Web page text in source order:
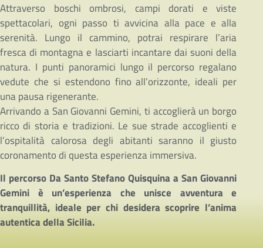
Attraverso boschi ombrosi, campi dorati e viste
spettacolari, ogni passo ti avvicina alla pace e alla
serenità. Lungo il cammino, potrai respirare l’aria
fresca di montagna e lasciarti incantare dai suoni della
natura. I punti panoramici lungo il percorso regalano
vedute che si estendono fino all’orizzonte, ideali per
una pausa rigenerante.
Arrivando a San Giovanni Gemini, ti accoglierà un borgo
ricco di storia e tradizioni. Le sue strade accoglienti e
l’ospitalità calorosa degli abitanti saranno il giusto
coronamento di questa esperienza immersiva.
Il percorso Da Santo Stefano Quisquina a San Giovanni
Gemini è un’esperienza che unisce avventura e
tranquillità, ideale per chi desidera scoprire l’anima
autentica della Sicilia.